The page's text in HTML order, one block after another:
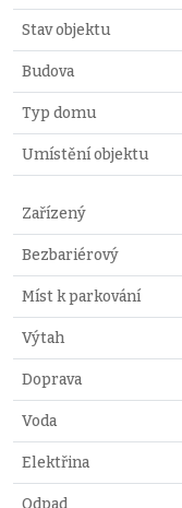
Stav objektu
Budova
Typ domu
Umístění objektu
Zařízený
Bezbariérový
Míst k parkování
Výtah
Doprava
Voda
Elektřina
Odpad